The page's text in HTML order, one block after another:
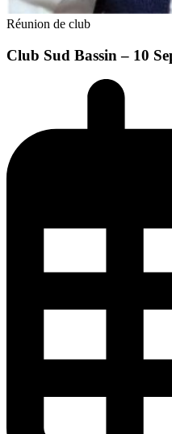
Réunion de club
Club Sud Bassin – 10